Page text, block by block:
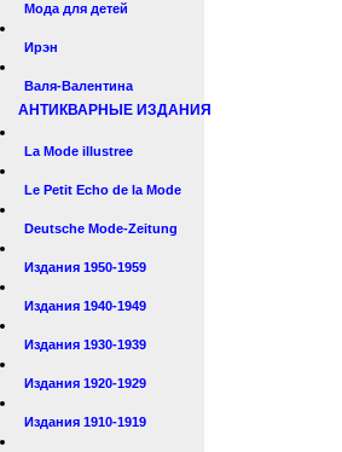
Мода для детей
Ирэн
Валя-Валентина
АНТИКВАРНЫЕ ИЗДАНИЯ
La Mode illustree
Le Petit Echo de la Mode
Deutsche Mode-Zeitung
Издания 1950-1959
Издания 1940-1949
Издания 1930-1939
Издания 1920-1929
Издания 1910-1919